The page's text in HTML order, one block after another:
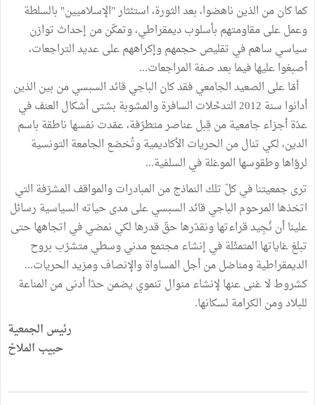
كما كان من الذين ناهضوا، بعد الثورة، استئثار "الإسلاميين" بالسلطة
وعمل على مقاومتهم بأسلوب ديمقراطي، وتمكّن من إحداث توازن
سياسي ساهم في تقليص حجمهم وإكراههم على عديد التراجعات،
أصبغوا عليها فيما بعد صفة المراجعات...
أمّا على الصعيد الجامعي فقد كان الباجي قائد السبسي من بين الذين
أدانوا سنة 2012 التدخّلات السافرة والمشوبة بشتى أشكال العنف في
عدّة أجزاء جامعية من قِبل عناصر متطرّفة، عمّدت نفسها ناطقة باسم
الدين، لكي تنال من الحريات الأكاديمية وتُخضع الجامعة التونسية
لرؤاها وطقوسها الموغلة في السلفية...
ترى جمعيتنا في كلّ تلك النماذج من المبادرات والمواقف المشرّفة التي
اتخذها المرحوم الباجي قائد السبسي على مدى حياته السياسية رسائل
علينا أن نُجِيد قراءتها ونقدّرها حقّ قدرها لكي نمضي في اتجاهها حتى
تبلغ غاياتها المتمثّلة في إنشاء مجتمع مدني وسطي متشرّب بروح
الديمقراطية ومناضل من أجل المساواة والإنصاف ومزيد الحريات...
كشروط لا غنى عنها لإنشاء منوال تنموي يضمن حدّا أدنى من المناعة
للبلاد ومن الكرامة لسكانها.
رئيس الجمعية
حبيب الملاخ